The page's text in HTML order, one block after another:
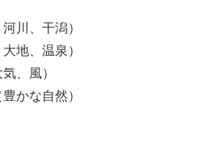
川、干潟）
地、温泉）
、風）
かな自然）